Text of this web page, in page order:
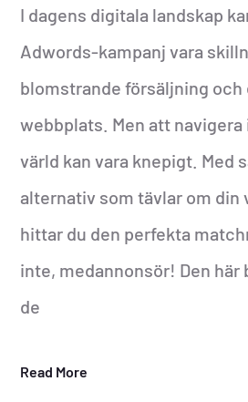
I dagens digitala landskap
Adwords-kampanj vara
blomstrande försäljning och
webbplats. Men att
värld kan vara knepigt. Med
alternativ som tävlar om din
hittar du den perfekta
inte, medannonsör! Den här
de
Read More